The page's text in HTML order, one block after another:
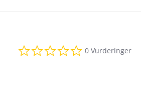
star
0 Vurderinger